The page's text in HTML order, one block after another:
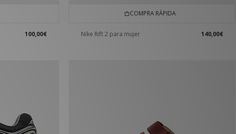
100,00€
COMPRA RÁPIDA
Nike Rift 2 para mujer 140,00€